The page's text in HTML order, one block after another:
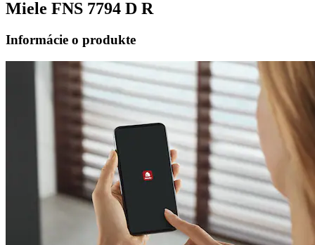
Miele FNS 7794 D R
Informácie o produkte